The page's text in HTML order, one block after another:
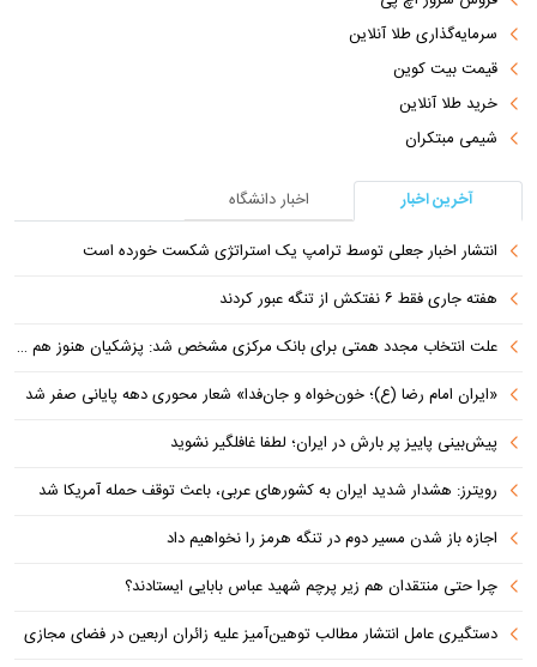
سرمایه‌گذاری طلا آنلاین
قیمت بیت کوین
خرید طلا آنلاین
شیمی مبتکران
آخرین اخبار
اخبار دانشگاه
انتشار اخبار جعلی توسط ترامپ یک استراتژی شکست خورده است
هفته جاری فقط ۶ نفتکش از تنگه عبور کردند
علت انتخاب مجدد همتی برای بانک مرکزی مشخص شد: پزشکیان هنوز هم متوجه نشده است چرا همتی استیضاح شد!
«ایران امام رضا (ع)؛ خون‌خواه و جان‌فدا» شعار محوری دهه پایانی صفر شد
پیش‌بینی پاییز پر بارش در ایران؛ لطفا غافلگیر نشوید
رویترز: هشدار شدید ایران به کشورهای عربی، باعث توقف حمله آمریکا شد
اجازه باز شدن مسیر دوم در تنگه هرمز را نخواهیم داد
چرا حتی منتقدان هم زیر پرچم شهید عباس بابایی ایستادند؟
دستگیری عامل انتشار مطالب توهین‌آمیز علیه زائران اربعین در فضای مجازی